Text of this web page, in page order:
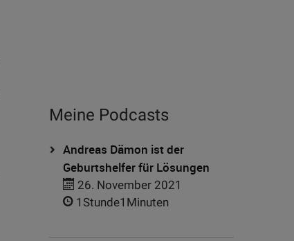
Meine Podcasts
Andreas Dämon ist der
Geburtshelfer für Lösungen
26. November 2021
1Stunde1Minuten